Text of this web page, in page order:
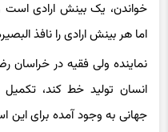
اما هر بینش ارادی را نافذ
نماینده ولی فقیه در خراسان
انسان تولید خط کند،
جهانی به وجود آمده برای
گرفتند و اگر انسان‌ها